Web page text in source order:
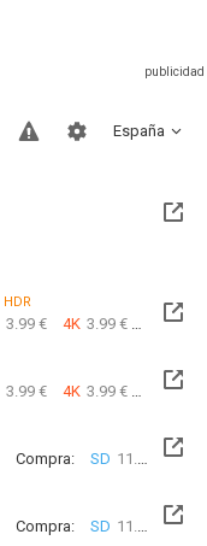
España
HDR
3.99 € 4K 3.99 €
3.99 € 4K 3.99 €
Compra: SD 11.99 € HD
Compra: SD 11.99 € HD